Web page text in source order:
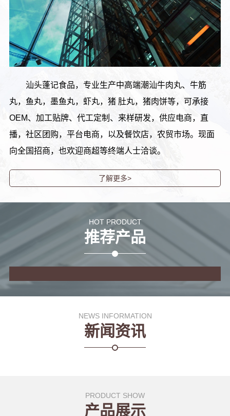
汕头蓬记食品，专业生产中高端潮汕牛肉丸、牛筋
丸，鱼丸，墨鱼丸，虾丸，猪 肚丸，猪肉饼等，可承接
OEM、加工贴牌、代工定制、来样研发，供应电商，直
播，社区团购，平台电商，以及餐饮店，农贸市场。现面
向全国招商，也欢迎商超等终端人士洽谈。
了解更多>
HOT PRODUCT
推荐产品
NEWS INFORMATION
新闻资讯
PRODUCT SHOW
产品展示